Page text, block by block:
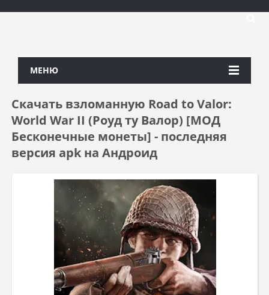
МЕНЮ
Скачать взломанную Road to Valor:
World War II (Роуд ту Валор) [МОД
Бесконечные монеты] - последняя
версия apk на Андроид